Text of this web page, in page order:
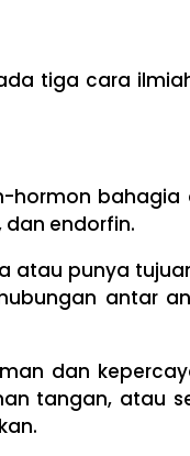
tiga cara
hormon bahagia
endorfin.
atau punya
antar
dan
tangan, atau